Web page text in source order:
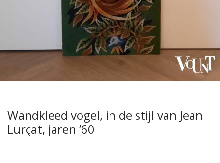
Wandkleed vogel, in de stijl van Jean
Lurçat, jaren ’60